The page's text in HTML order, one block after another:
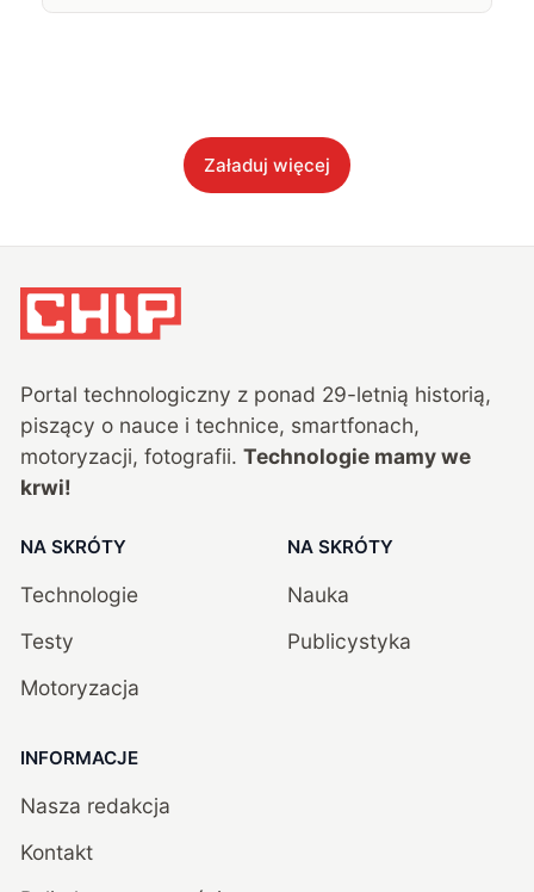
Załaduj więcej
Portal technologiczny z ponad 29-letnią historią,
piszący o nauce i technice, smartfonach,
motoryzacji, fotografii. Technologie mamy we
krwi!
NA SKRÓTY
Technologie
Testy
Motoryzacja
NA SKRÓTY
Nauka
Publicystyka
INFORMACJE
Nasza redakcja
Kontakt